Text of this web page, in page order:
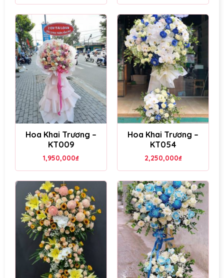
Hoa Khai Trương –
KT009
1,950,000₫
Hoa Khai Trương –
KT054
2,250,000₫